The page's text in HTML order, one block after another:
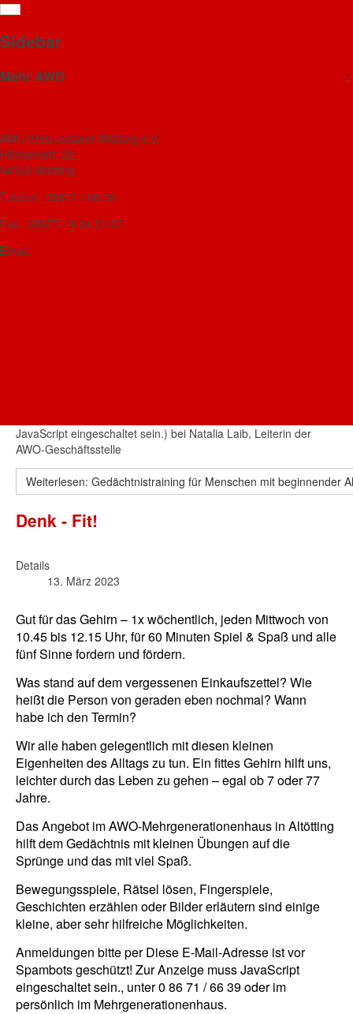
Sidebar
×
Mehr AWO
AWO Kreisverband Altötting e.V.
Hillmannstr. 20
84503 Altötting
Telefon: 08671 / 66 39
Fax: 08671 / 9 24 51 87
Email:
Gedächtnistraining für Menschen mit
Kostenlos reinschnuppern beim
Gedächtnistraining für Menschen mit
Alzheimer-Demenz
JavaScript eingeschaltet sein.) bei Natalia Laib, Leiterin der
AWO-Geschäftsstelle
Weiterlesen: Gedächtnistraining für Menschen mit beginnender
Denk - Fit!
Details
13. März 2023
Gut für das Gehirn – 1x wöchentlich, jeden Mittwoch von
10.45 bis 12.15 Uhr, für 60 Minuten Spiel & Spaß und alle
fünf Sinne fordern und fördern.
Was stand auf dem vergessenen Einkaufszettel? Wie
heißt die Person von geraden eben nochmal? Wann
habe ich den Termin?
Wir alle haben gelegentlich mit diesen kleinen
Eigenheiten des Alltags zu tun. Ein fittes Gehirn hilft uns,
leichter durch das Leben zu gehen – egal ob 7 oder 77
Jahre.
Das Angebot im AWO-Mehrgenerationenhaus in Altötting
hilft dem Gedächtnis mit kleinen Übungen auf die
Sprünge und das mit viel Spaß.
Bewegungsspiele, Rätsel lösen, Fingerspiele,
Geschichten erzählen oder Bilder erläutern sind einige
kleine, aber sehr hilfreiche Möglichkeiten.
Anmeldungen bitte perDiese E-Mail-Adresse ist vor
Spambots geschützt! Zur Anzeige muss JavaScript
eingeschaltet sein., unter 0 86 71 / 66 39 oder im
persönlich im Mehrgenerationenhaus.